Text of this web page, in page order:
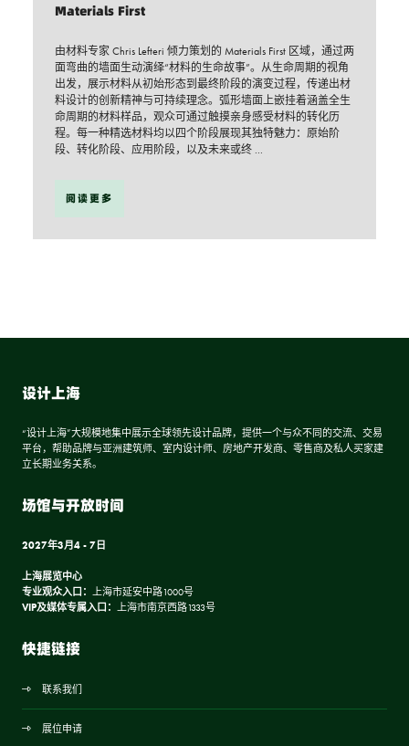
Materials First
由材料专家 Chris Lefteri 倾力策划的 Materials First 区域，通过两
面弯曲的墙面生动演绎“材料的生命故事”。从生命周期的视角
出发，展示材料从初始形态到最终阶段的演变过程，传递出材
料设计的创新精神与可持续理念。弧形墙面上嵌挂着涵盖全生
命周期的材料样品，观众可通过触摸亲身感受材料的转化历
程。每一种精选材料均以四个阶段展现其独特魅力：原始阶
段、转化阶段、应用阶段，以及未来或终 ...
阅读更多
设计上海
“设计上海”大规模地集中展示全球领先设计品牌，提供一个与众不同的交流、交易
平台，帮助品牌与亚洲建筑师、室内设计师、房地产开发商、零售商及私人买家建
立长期业务关系。
场馆与开放时间
2027年3月4 - 7日
上海展览中心
专业观众入口：
上海市延安中路1000号
VIP及媒体专属入口：
上海市南京西路1333号
快捷链接
联系我们
展位申请